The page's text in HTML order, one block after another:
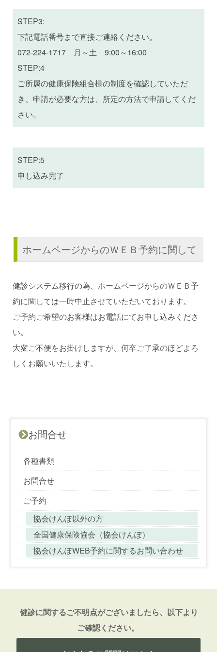
STEP3:
下記電話番号まで直接ご連絡ください。
072-224-1717 月～土 9:00～16:00
STEP:4
ご所属の健康保険組合様の制度を確認していただ
き、申請が必要な方は、所定の方法で申請してくだ
さい。
STEP:5
申し込み完了
ホームページからのＷＥＢ予約に関して
健診システム移行の為、ホームページからのＷＥＢ予
約に関しては一時中止させていただいております。
ご予約ご希望のお客様はお電話にてお申し込みくださ
い。
大変ご不便をお掛けしますが、何卒ご了承のほどよろ
しくお願いいたします。
お問合せ
各種書類
お問合せ
ご予約
協会けんぽ以外の方
全国健康保険協会（協会けんぽ）
協会けんぽWEB予約に関するお問い合わせ
健診に関するご不明点がございましたら、以下より
ご確認ください。